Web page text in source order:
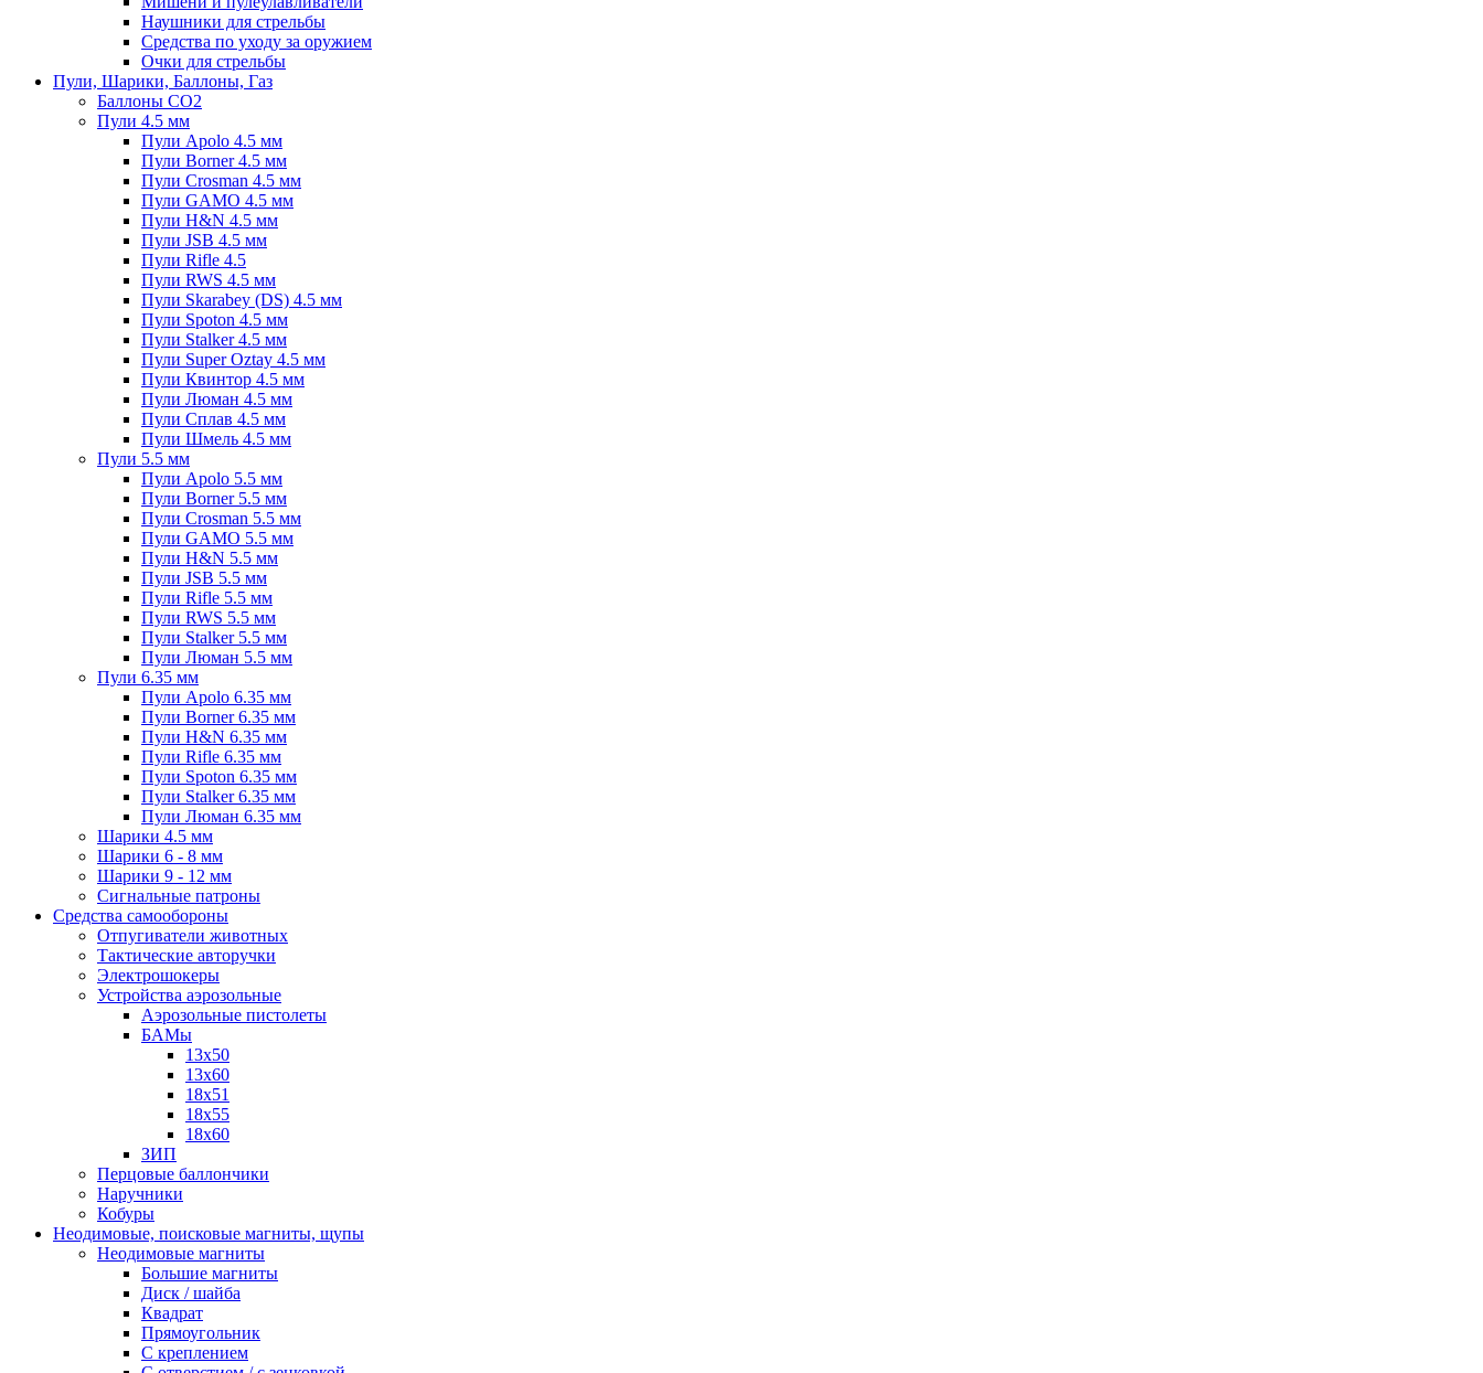
Наушники для стрельбы
Средства по уходу за оружием
Очки для стрельбы
Пули, Шарики, Баллоны, Газ
Баллоны CO2
Пули 4.5 мм
Пули Apolo 4.5 мм
Пули Borner 4.5 мм
Пули Crosman 4.5 мм
Пули GAMO 4.5 мм
Пули H&N 4.5 мм
Пули JSB 4.5 мм
Пули Rifle 4.5
Пули RWS 4.5 мм
Пули Skarabey (DS) 4.5 мм
Пули Spoton 4.5 мм
Пули Stalker 4.5 мм
Пули Super Oztay 4.5 мм
Пули Квинтор 4.5 мм
Пули Люман 4.5 мм
Пули Сплав 4.5 мм
Пули Шмель 4.5 мм
Пули 5.5 мм
Пули Apolo 5.5 мм
Пули Borner 5.5 мм
Пули Crosman 5.5 мм
Пули GAMO 5.5 мм
Пули H&N 5.5 мм
Пули JSB 5.5 мм
Пули Rifle 5.5 мм
Пули RWS 5.5 мм
Пули Stalker 5.5 мм
Пули Люман 5.5 мм
Пули 6.35 мм
Пули Apolo 6.35 мм
Пули Borner 6.35 мм
Пули H&N 6.35 мм
Пули Rifle 6.35 мм
Пули Spoton 6.35 мм
Пули Stalker 6.35 мм
Пули Люман 6.35 мм
Шарики 4.5 мм
Шарики 6 - 8 мм
Шарики 9 - 12 мм
Сигнальные патроны
Средства самообороны
Отпугиватели животных
Тактические авторучки
Электрошокеры
Устройства аэрозольные
Аэрозольные пистолеты
БАМы
13х50
13х60
18х51
18х55
18х60
ЗИП
Перцовые баллончики
Наручники
Кобуры
Неодимовые, поисковые магниты, щупы
Неодимовые магниты
Большие магниты
Диск / шайба
Квадрат
Прямоугольник
С креплением